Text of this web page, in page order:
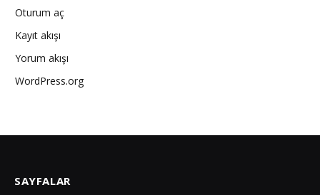
Oturum aç
Kayıt akışı
Yorum akışı
WordPress.org
SAYFALAR